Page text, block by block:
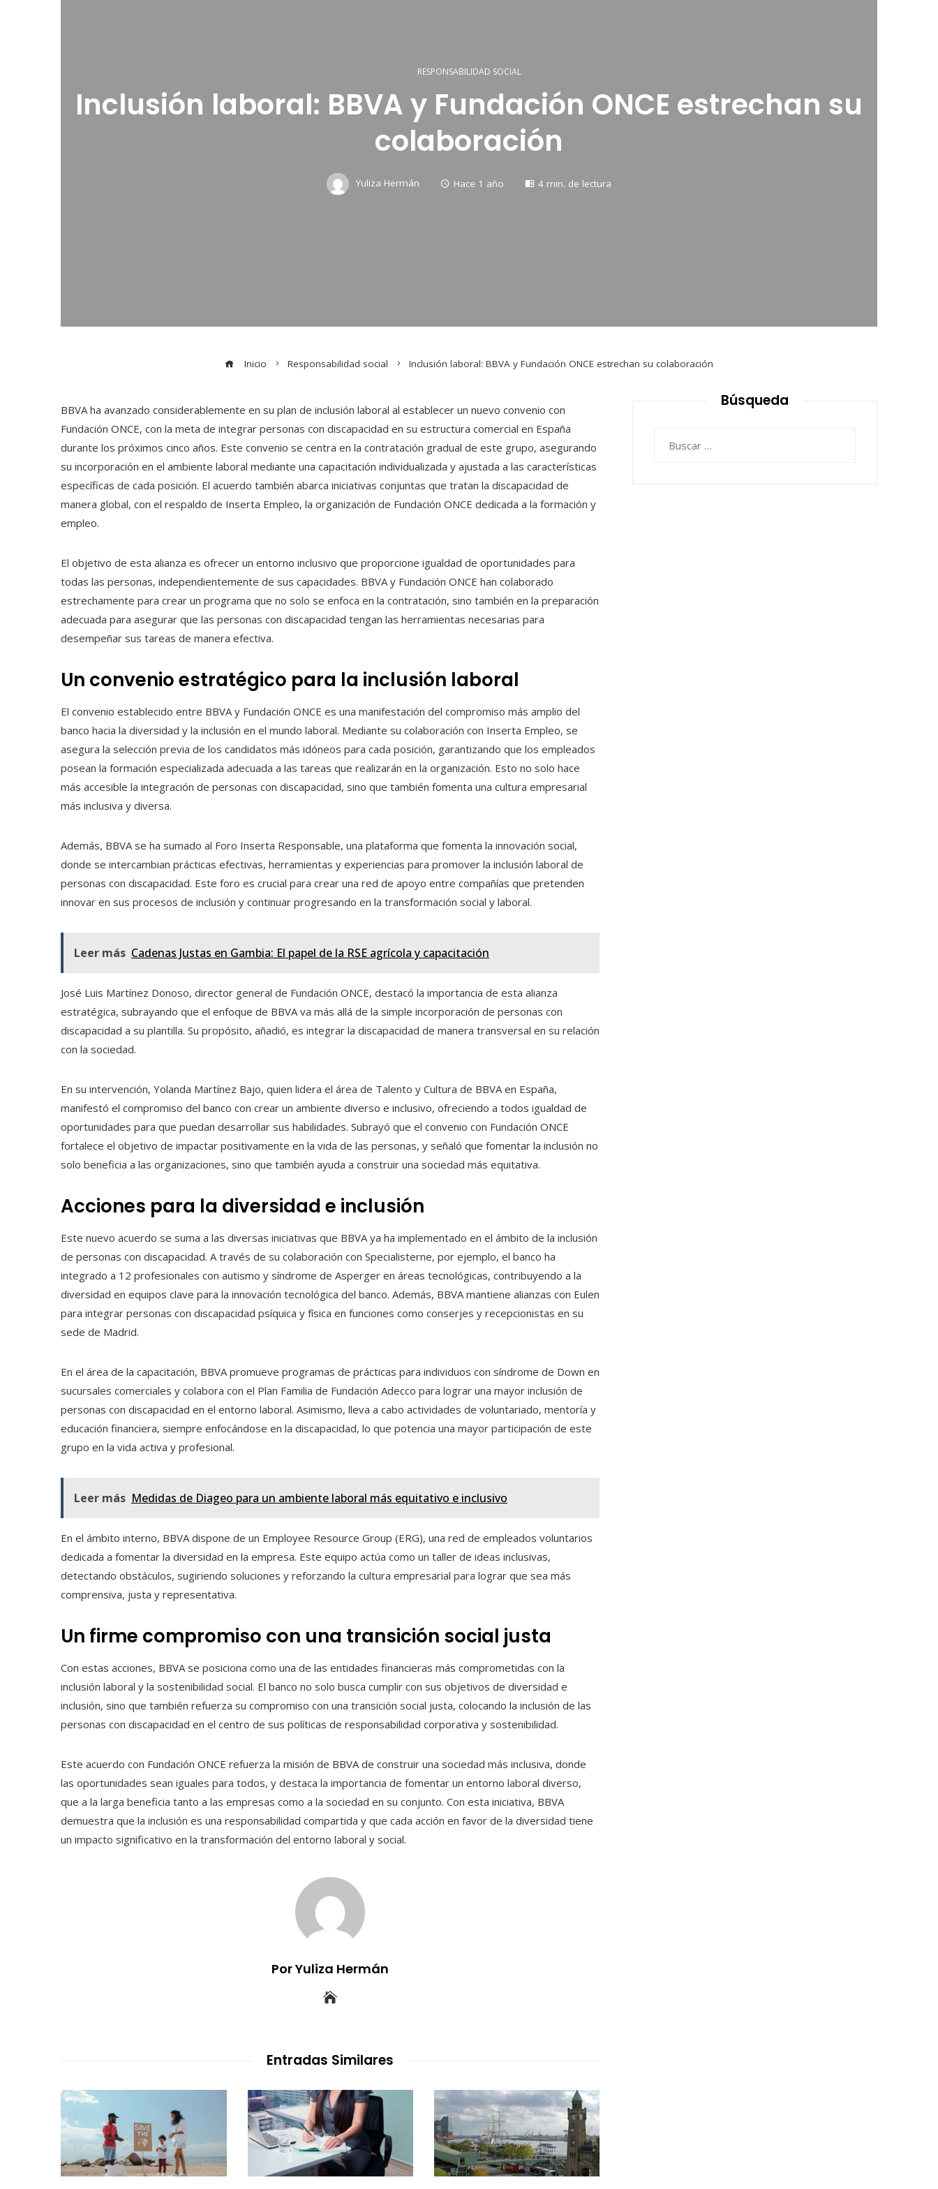
RESPONSABILIDAD SOCIAL
Inclusión laboral: BBVA y Fundación ONCE estrechan su
colaboración
Yuliza Hermán Hace 1 año 4 min. de lectura
Inicio Responsabilidad social Inclusión laboral: BBVA y Fundación ONCE estrechan su colaboración
BBVA ha avanzado considerablemente en su plan de inclusión laboral al establecer un nuevo convenio con
Fundación ONCE, con la meta de integrar personas con discapacidad en su estructura comercial en España
durante los próximos cinco años. Este convenio se centra en la contratación gradual de este grupo, asegurando
su incorporación en el ambiente laboral mediante una capacitación individualizada y ajustada a las características
específicas de cada posición. El acuerdo también abarca iniciativas conjuntas que tratan la discapacidad de
manera global, con el respaldo de Inserta Empleo, la organización de Fundación ONCE dedicada a la formación y
empleo.
El objetivo de esta alianza es ofrecer un entorno inclusivo que proporcione igualdad de oportunidades para
todas las personas, independientemente de sus capacidades. BBVA y Fundación ONCE han colaborado
estrechamente para crear un programa que no solo se enfoca en la contratación, sino también en la preparación
adecuada para asegurar que las personas con discapacidad tengan las herramientas necesarias para
desempeñar sus tareas de manera efectiva.
Un convenio estratégico para la inclusión laboral
El convenio establecido entre BBVA y Fundación ONCE es una manifestación del compromiso más amplio del
banco hacia la diversidad y la inclusión en el mundo laboral. Mediante su colaboración con Inserta Empleo, se
asegura la selección previa de los candidatos más idóneos para cada posición, garantizando que los empleados
posean la formación especializada adecuada a las tareas que realizarán en la organización. Esto no solo hace
más accesible la integración de personas con discapacidad, sino que también fomenta una cultura empresarial
más inclusiva y diversa.
Además, BBVA se ha sumado al Foro Inserta Responsable, una plataforma que fomenta la innovación social,
donde se intercambian prácticas efectivas, herramientas y experiencias para promover la inclusión laboral de
personas con discapacidad. Este foro es crucial para crear una red de apoyo entre compañías que pretenden
innovar en sus procesos de inclusión y continuar progresando en la transformación social y laboral.
Leer más Cadenas Justas en Gambia: El papel de la RSE agrícola y capacitación
José Luis Martínez Donoso, director general de Fundación ONCE, destacó la importancia de esta alianza
estratégica, subrayando que el enfoque de BBVA va más allá de la simple incorporación de personas con
discapacidad a su plantilla. Su propósito, añadió, es integrar la discapacidad de manera transversal en su relación
con la sociedad.
En su intervención, Yolanda Martínez Bajo, quien lidera el área de Talento y Cultura de BBVA en España,
manifestó el compromiso del banco con crear un ambiente diverso e inclusivo, ofreciendo a todos igualdad de
oportunidades para que puedan desarrollar sus habilidades. Subrayó que el convenio con Fundación ONCE
fortalece el objetivo de impactar positivamente en la vida de las personas, y señaló que fomentar la inclusión no
solo beneficia a las organizaciones, sino que también ayuda a construir una sociedad más equitativa.
Acciones para la diversidad e inclusión
Este nuevo acuerdo se suma a las diversas iniciativas que BBVA ya ha implementado en el ámbito de la inclusión
de personas con discapacidad. A través de su colaboración con Specialisterne, por ejemplo, el banco ha
integrado a 12 profesionales con autismo y síndrome de Asperger en áreas tecnológicas, contribuyendo a la
diversidad en equipos clave para la innovación tecnológica del banco. Además, BBVA mantiene alianzas con Eulen
para integrar personas con discapacidad psíquica y física en funciones como conserjes y recepcionistas en su
sede de Madrid.
En el área de la capacitación, BBVA promueve programas de prácticas para individuos con síndrome de Down en
sucursales comerciales y colabora con el Plan Familia de Fundación Adecco para lograr una mayor inclusión de
personas con discapacidad en el entorno laboral. Asimismo, lleva a cabo actividades de voluntariado, mentoría y
educación financiera, siempre enfocándose en la discapacidad, lo que potencia una mayor participación de este
grupo en la vida activa y profesional.
Leer más Medidas de Diageo para un ambiente laboral más equitativo e inclusivo
En el ámbito interno, BBVA dispone de un Employee Resource Group (ERG), una red de empleados voluntarios
dedicada a fomentar la diversidad en la empresa. Este equipo actúa como un taller de ideas inclusivas,
detectando obstáculos, sugiriendo soluciones y reforzando la cultura empresarial para lograr que sea más
comprensiva, justa y representativa.
Un firme compromiso con una transición social justa
Con estas acciones, BBVA se posiciona como una de las entidades financieras más comprometidas con la
inclusión laboral y la sostenibilidad social. El banco no solo busca cumplir con sus objetivos de diversidad e
inclusión, sino que también refuerza su compromiso con una transición social justa, colocando la inclusión de las
personas con discapacidad en el centro de sus políticas de responsabilidad corporativa y sostenibilidad.
Este acuerdo con Fundación ONCE refuerza la misión de BBVA de construir una sociedad más inclusiva, donde
las oportunidades sean iguales para todos, y destaca la importancia de fomentar un entorno laboral diverso,
que a la larga beneficia tanto a las empresas como a la sociedad en su conjunto. Con esta iniciativa, BBVA
demuestra que la inclusión es una responsabilidad compartida y que cada acción en favor de la diversidad tiene
un impacto significativo en la transformación del entorno laboral y social.
Por Yuliza Hermán
Entradas Similares
Búsqueda